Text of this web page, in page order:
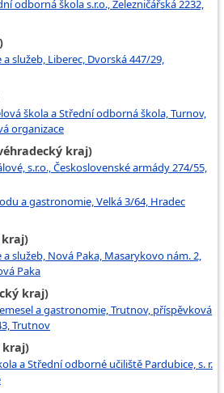
odborná škola s.r.o., Železničářská 2232,
služeb, Liberec, Dvorská 447/29,
škola a Střední odborná škola, Turnov,
organizace
kraj)
s.r.o., Československé armády 274/55,
a gastronomie, Velká 3/64, Hradec
kraj)
služeb, Nová Paka, Masarykovo nám. 2,
Paka
kraj)
a gastronomie, Trutnov, příspěvková
Trutnov
kraj)
a Střední odborné učiliště Pardubice, s. r.